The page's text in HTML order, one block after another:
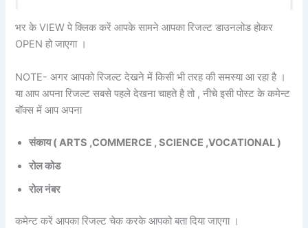
भर के VIEW पे क्लिक करें आपके सामने आपका रिजल्ट डाउनलोड होकर
OPEN हो जाएगा ।
NOTE- अगर आपको रिजल्ट देखने में किसी भी तरह की समस्या आ रहा है ।
या आप अपना रिजल्ट सबसे पहले देखना चाहते है तो , नीचे इसी पोस्ट के कमेन्ट
बॉक्स में आप अपना
संकाय ( ARTS ,COMMERCE , SCIENCE ,VOCATIONAL )
रोल कोड
रोल नंबर
कमेन्ट करें आपका रिजल्ट चेक करके आपको बता दिया जाएगा ।